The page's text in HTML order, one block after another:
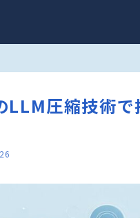
圧縮技術で